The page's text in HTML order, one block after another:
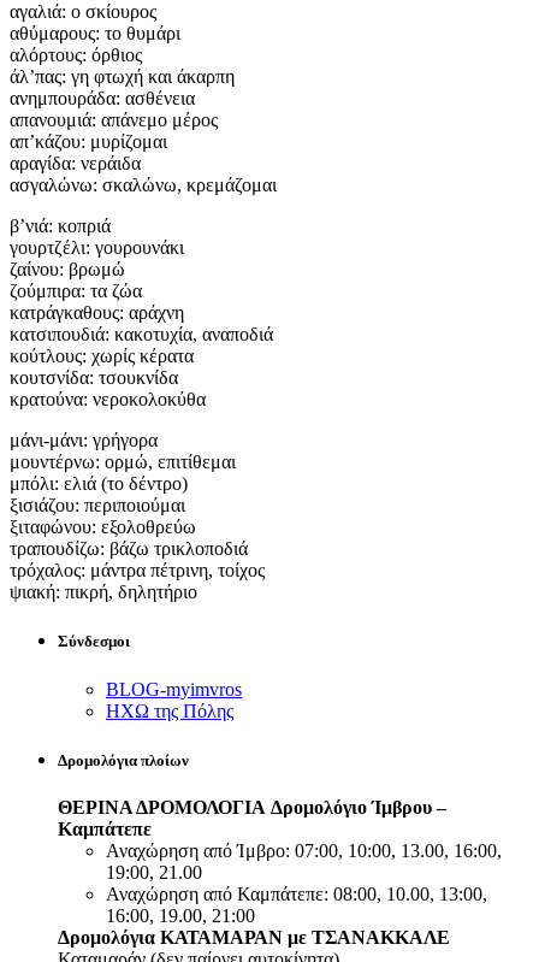
αγαλιά: ο σκίουρος
αθύμαρους: το θυμάρι
αλόρτους: όρθιος
άλ’πας: γη φτωχή και άκαρπη
ανημπουράδα: ασθένεια
απανουμιά: απάνεμο μέρος
απ’κάζου: μυρίζομαι
αραγίδα: νεράιδα
ασγαλώνω: σκαλώνω, κρεμάζομαι
β’νιά: κοπριά
γουρτζέλι: γουρουνάκι
ζαίνου: βρωμώ
ζούμπιρα: τα ζώα
κατράγκαθους: αράχνη
κατσιπουδιά: κακοτυχία, αναποδιά
κούτλους: χωρίς κέρατα
κουτσνίδα: τσουκνίδα
κρατούνα: νεροκολοκύθα
μάνι-μάνι: γρήγορα
μουντέρνω: ορμώ, επιτίθεμαι
μπόλι: ελιά (το δέντρο)
ξισιάζου: περιποιούμαι
ξιταφώνου: εξολοθρεύω
τραπουδίζω: βάζω τρικλοποδιά
τρόχαλος: μάντρα πέτρινη, τοίχος
ψιακή: πικρή, δηλητήριο
Σύνδεσμοι
BLOG-myimvros
ΗΧΩ της Πόλης
Δρομολόγια πλοίων
ΘΕΡΙΝΑ ΔΡΟΜΟΛΟΓΙΑ Δρομολόγιο Ίμβρου –
Καμπάτεπε
Αναχώρηση από Ίμβρο: 07:00, 10:00, 13.00, 16:00,
19:00, 21.00
Αναχώρηση από Καμπάτεπε: 08:00, 10.00, 13:00,
16:00, 19.00, 21:00
Δρομολόγια ΚΑΤΑΜΑΡΑΝ με ΤΣΑΝΑΚΚΑΛΕ